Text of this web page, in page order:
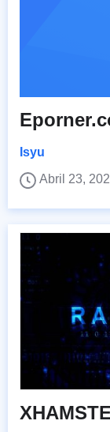
Isyu
Abril 23,